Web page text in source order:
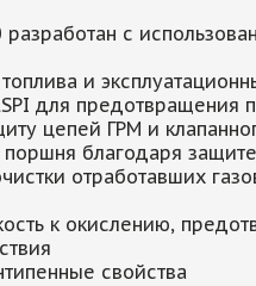
с
и
для предотвращения
цепей ГРМ и
благодаря
отработавших
к окислению,
свойства